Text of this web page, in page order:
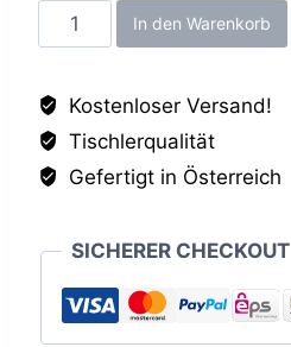
Oxid
Dark
DP,
19mm
Menge
In den Warenkorb
Kostenloser Versand!
Tischlerqualität
Gefertigt in Österreich
SICHERER CHECKOUT